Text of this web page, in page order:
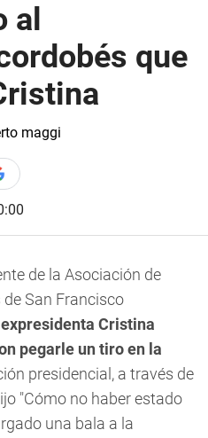
al
que
de la Asociación de
San Francisco
Cristina
pegarle un tiro en la
presidencial, a través de
"Cómo no haber estado
una bala a la